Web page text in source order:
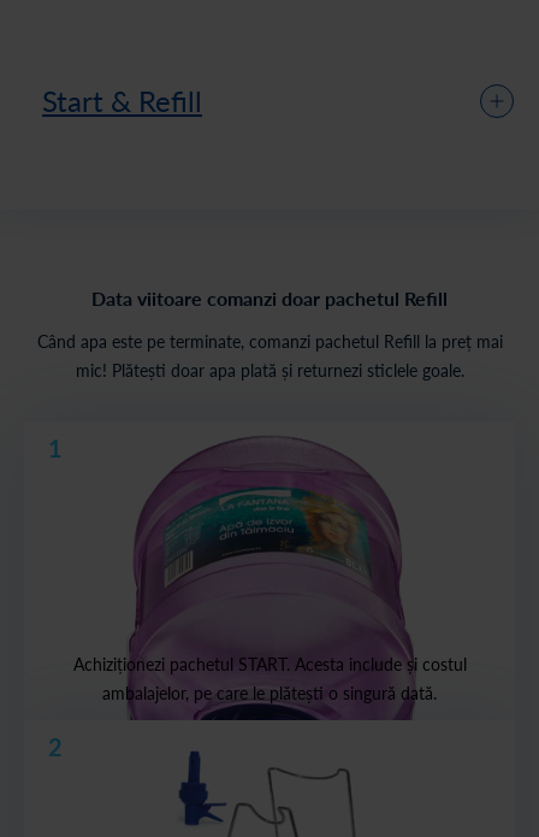
Start & Refill
Data viitoare comanzi doar pachetul Refill
Când apa este pe terminate, comanzi pachetul Refill la preț mai
mic! Plătești doar apa plată și returnezi sticlele goale.
1
Achiziționezi pachetul START. Acesta include și costul
ambalajelor, pe care le plătești o singură dată.
2